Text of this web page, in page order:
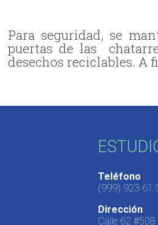
Para seguridad, se
puertas de las
desechos reciclables. A
Teléfono
(999) 923 61
Dirección
Calle 62 #508